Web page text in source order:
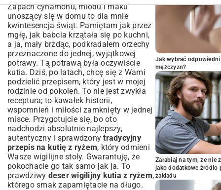
Zapach cynamonu, miodu i maku
unoszący się w domu to dla mnie
kwintesencja świąt. Pamiętam jak przez
mgłę, jak babcia krzątała się po kuchni,
a ja, mały brzdąc, podkradałem orzechy
przeznaczone do jednej, wyjątkowej
potrawy. Tą potrawą była oczywiście
kutia. Dziś, po latach, chcę się z Wami
podzielić przepisem, który jest w mojej
rodzinie od pokoleń. To nie jest zwykła
receptura; to kawałek historii,
wspomnień i miłości zamknięty w jednej
misce. Przygotujcie się, bo oto
nadchodzi absolutnie najlepszy,
autentyczny i sprawdzonytradycyjny
przepis na kutię z ryżem, który odmieni
Wasze wigilijne stoły. Gwarantuję, że
pokochacie go tak samo jak ja. To
prawdziwy deser wigilijny kutia z ryżem,
którego smak zapamiętacie na długo.
Jak wybrać
mężczyzn?
Zarabiaj na tym, że nie
jako dodatkowe
zakładu